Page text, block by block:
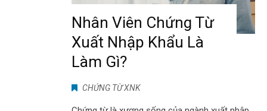
Nhân Viên Chứng Từ
Xuất Nhập Khẩu Là
Làm Gì?
CHỨNG TỪ XNK